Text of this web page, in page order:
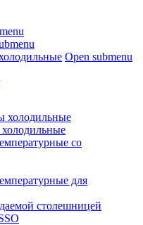
Open submenu
холодильные
со
для
столешницей